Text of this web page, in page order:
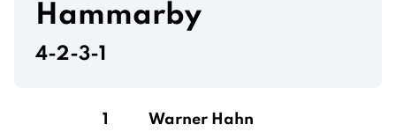
Hammarby
4-2-3-1
1 Warner Hahn